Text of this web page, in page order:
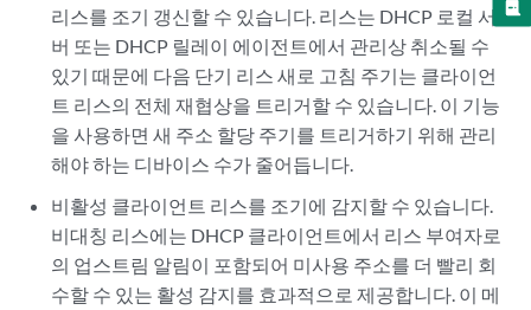
리스를 조기 갱신할 수 있습니다. 리스는 DHCP 로컬 서
버 또는 DHCP 릴레이 에이전트에서 관리상 취소될 수
있기 때문에 다음 단기 리스 새로 고침 주기는 클라이언
트 리스의 전체 재협상을 트리거할 수 있습니다. 이 기능
을 사용하면 새 주소 할당 주기를 트리거하기 위해 관리
해야 하는 디바이스 수가 줄어듭니다.
비활성 클라이언트 리스를 조기에 감지할 수 있습니다.
비대칭 리스에는 DHCP 클라이언트에서 리스 부여자로
의 업스트림 알림이 포함되어 미사용 주소를 더 빨리 회
수할 수 있는 활성 감지를 효과적으로 제공합니다. 이 메